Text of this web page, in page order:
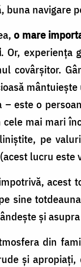
buna navigare
o mare
. Or, experiența
covârșitor.
– este o
mai mari
pe
lucru este
acest
sine
și
din
și apropiați,